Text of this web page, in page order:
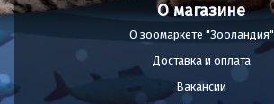
О магазине
О зоомаркете "Зооландия"
Доставка и оплата
Вакансии